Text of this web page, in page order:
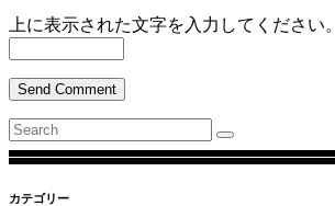
上に表示された文字を入力してください。
Send Comment
Search
for:
カテゴリー